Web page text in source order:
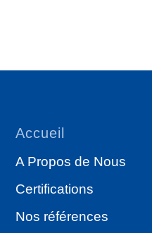
Accueil
A Propos de Nous
Certifications
Nos références